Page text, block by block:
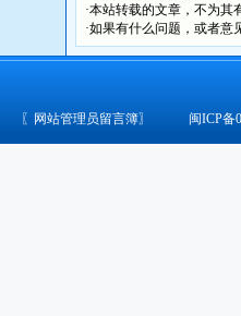
·本站转载的文章，不为
·如果有什么问题，或者意
〖 网站管理员留言簿〗 闽ICP备